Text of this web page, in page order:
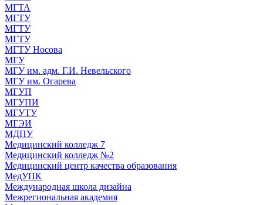
МГТА
МГТУ
МГТУ
МГТУ
МГТУ Носова
МГУ
МГУ им. адм. Г.И. Невельского
МГУ им. Огарева
МГУП
МГУПИ
МГУТУ
МГЭИ
МДПУ
Медицинский колледж 7
Медицинский колледж №2
Медицинский центр качества образования
МедУПК
Международная школа дизайна
Межрегиональная академия